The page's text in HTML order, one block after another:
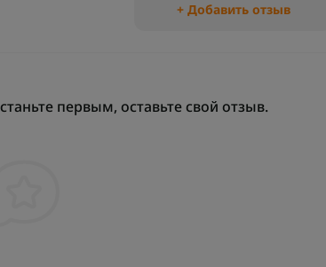
+ Добавить отзыв
первым, оставьте свой отзыв.